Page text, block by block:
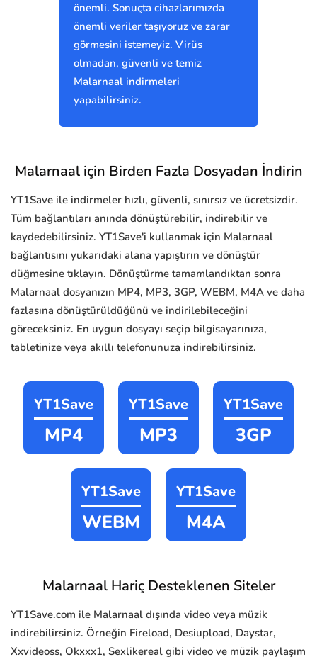
önemli. Sonuçta cihazlarımızda
önemli veriler taşıyoruz ve zarar
görmesini istemeyiz. Virüs
olmadan, güvenli ve temiz
Malarnaal indirmeleri
yapabilirsiniz.
Malarnaal için Birden Fazla Dosyadan İndirin
YT1Save ile indirmeler hızlı, güvenli, sınırsız ve ücretsizdir.
Tüm bağlantıları anında dönüştürebilir, indirebilir ve
kaydedebilirsiniz. YT1Save'i kullanmak için Malarnaal
bağlantısını yukarıdaki alana yapıştırın ve dönüştür
düğmesine tıklayın. Dönüştürme tamamlandıktan sonra
Malarnaal dosyanızın MP4, MP3, 3GP, WEBM, M4A ve daha
fazlasına dönüştürüldüğünü ve indirilebileceğini
göreceksiniz. En uygun dosyayı seçip bilgisayarınıza,
tabletinize veya akıllı telefonunuza indirebilirsiniz.
YT1Save
MP4
YT1Save
MP3
YT1Save
3GP
YT1Save
WEBM
YT1Save
M4A
Malarnaal Hariç Desteklenen Siteler
YT1Save.com ile Malarnaal dışında video veya müzik
indirebilirsiniz. Örneğin Fireload, Desiupload, Daystar,
Xxvideoss, Okxxx1, Sexlikereal gibi video ve müzik paylaşım